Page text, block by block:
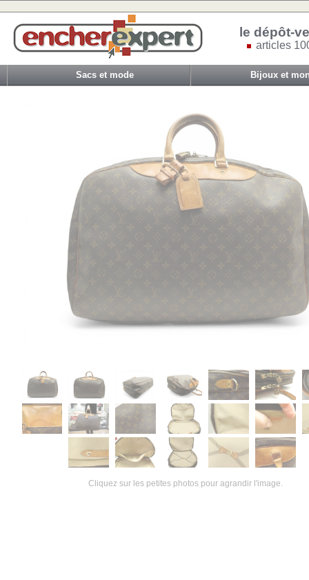
le dépôt-
articles
Sacs et mode Bijoux et
Cliquez sur les petites photos pour agrandir l'image.